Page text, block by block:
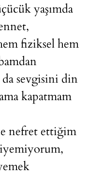
yaşımda
fiziksel hem
sevgisini din
kapatmam
nefret ettiğim